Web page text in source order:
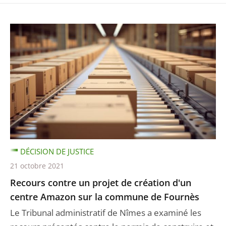
Recours contre un projet de création d'un
centre Amazon sur la commune de Fournès
Le Tribunal administratif de Nîmes a examiné les
DÉCISION DE JUSTICE
21 octobre 2021